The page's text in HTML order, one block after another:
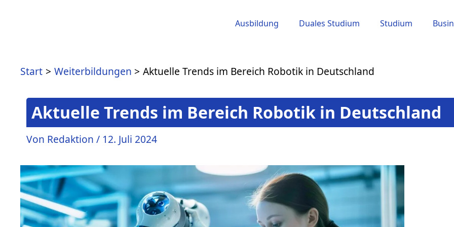
Ausbildung Duales Studium Studium
Start Weiterbildungen Aktuelle Trends im Bereich Robotik in Deutschland
Aktuelle Trends im Bereich Robotik in Deutschland
Von Redaktion / 12. Juli 2024